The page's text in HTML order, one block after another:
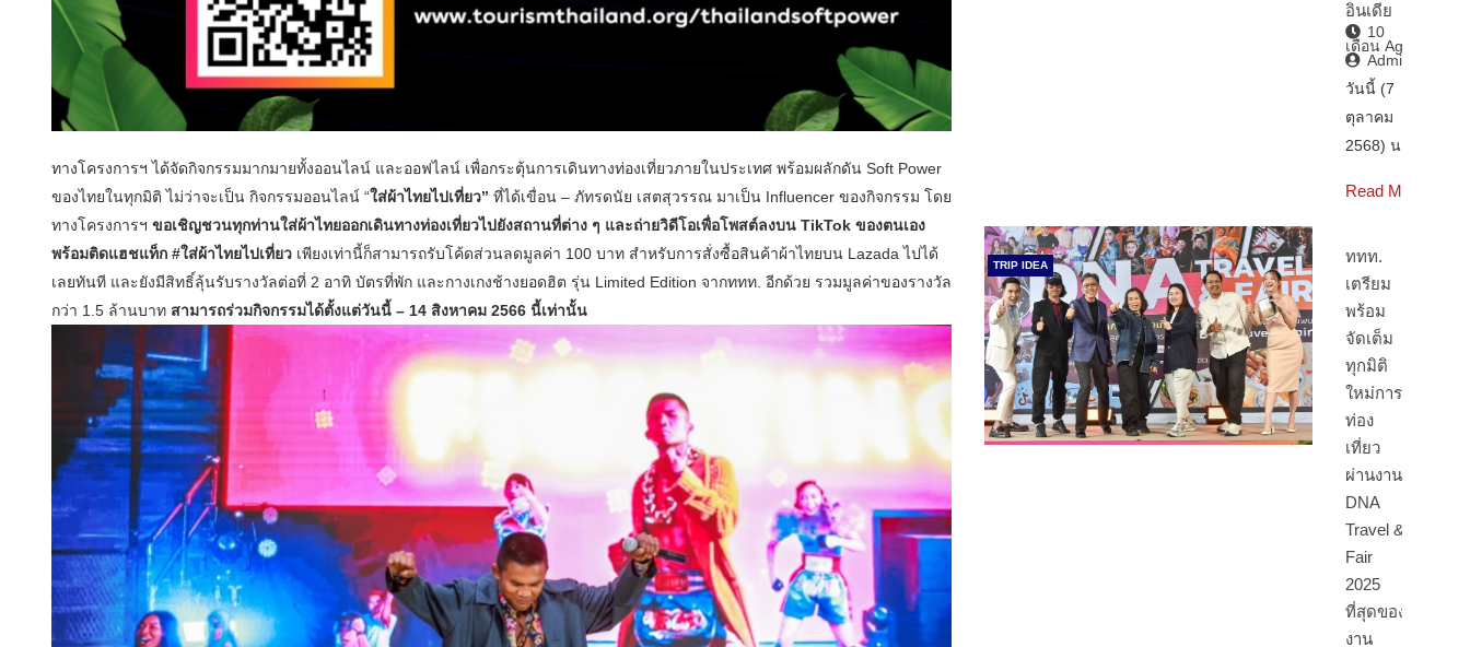
ทางโครงการฯ ได้จัดกิจกรรมมากมายทั้งออนไลน์ และออฟไลน์ เพื่อกระตุ้นการเดินทางท่องเที่ยวภายในประเทศ พร้อมผลักดัน Soft Power
ของไทยในทุกมิติ ไม่ว่าจะเป็น กิจกรรมออนไลน์ “ใส่ผ้าไทยไปเที่ยว” ที่ได้เขื่อน – ภัทรดนัย เสตสุวรรณ มาเป็น Influencer ของกิจกรรม โดย
ทางโครงการฯ ขอเชิญชวนทุกท่านใส่ผ้าไทยออกเดินทางท่องเที่ยวไปยังสถานที่ต่าง ๆ และถ่ายวิดีโอเพื่อโพสต์ลงบน TikTok ของตนเอง
พร้อมติดแฮชแท็ก #ใส่ผ้าไทยไปเที่ยว เพียงเท่านี้ก็สามารถรับโค้ดส่วนลดมูลค่า 100 บาท สำหรับการสั่งซื้อสินค้าผ้าไทยบน Lazada ไปได้
เลยทันที และยังมีสิทธิ์ลุ้นรับรางวัลต่อที่ 2 อาทิ บัตรที่พัก และกางเกงช้างยอดฮิต รุ่น Limited Edition จากททท. อีกด้วย รวมมูลค่าของรางวัล
กว่า 1.5 ล้านบาท สามารถร่วมกิจกรรมได้ตั้งแต่วันนี้ – 14 สิงหาคม 2566 นี้เท่านั้น
อินเดีย
10
เดือน Ago
Admin2
วันนี้ (7
ตุลาคม
2568) นา…
Read More
TRIP IDEA
ททท.
เตรียม
พร้อม
จัดเต็ม
ทุกมิติ
ใหม่การ
ท่อง
เที่ยว
ผ่านงาน
DNA
Travel &
Fair
2025
ที่สุดของ
งาน